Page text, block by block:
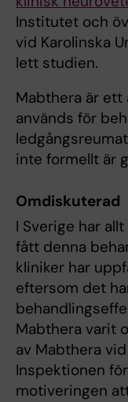
Institutet och
vid Karolinska
lett studien.
Mabthera är ett
används för
inte formellt är
Omdiskuterad
I Sverige har
fått denna
kliniker har
eftersom det
Mabthera varit
av Mabthera
Inspektionen
motiveringen